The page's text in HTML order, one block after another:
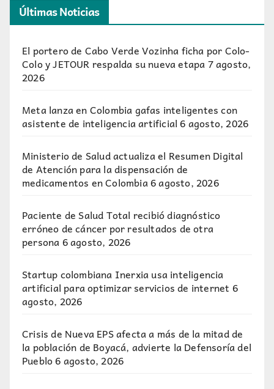
Últimas Noticias
El portero de Cabo Verde Vozinha ficha por Colo-
Colo y JETOUR respalda su nueva etapa7 agosto,
2026
Meta lanza en Colombia gafas inteligentes con
asistente de inteligencia artificial 6 agosto, 2026
Ministerio de Salud actualiza el Resumen Digital
de Atención para la dispensación de
medicamentos en Colombia6 agosto, 2026
Paciente de Salud Total recibió diagnóstico
erróneo de cáncer por resultados de otra
persona6 agosto, 2026
Startup colombiana Inerxia usa inteligencia
artificial para optimizar servicios de internet 6
agosto, 2026
Crisis de Nueva EPS afecta a más de la mitad de
la población de Boyacá, advierte la Defensoría del
Pueblo6 agosto, 2026